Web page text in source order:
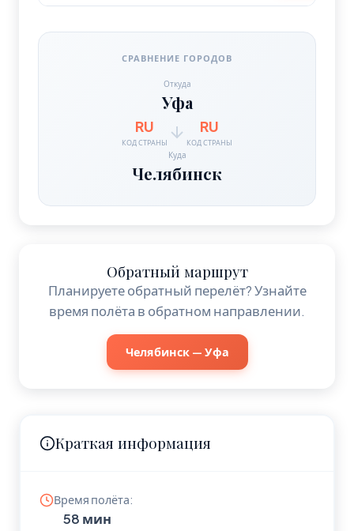
СРАВНЕНИЕ ГОРОДОВ
Откуда
Уфа
RU
КОД СТРАНЫ
RU
КОД СТРАНЫ
Куда
Челябинск
Обратный маршрут
Планируете обратный перелёт? Узнайте
время полёта в обратном направлении.
Челябинск — Уфа
Краткая информация
Время полёта:
58 мин